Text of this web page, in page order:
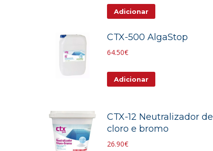
Adicionar
CTX-500 AlgaStop
64.50€
Adicionar
CTX-12 Neutralizador de
cloro e bromo
26.90€